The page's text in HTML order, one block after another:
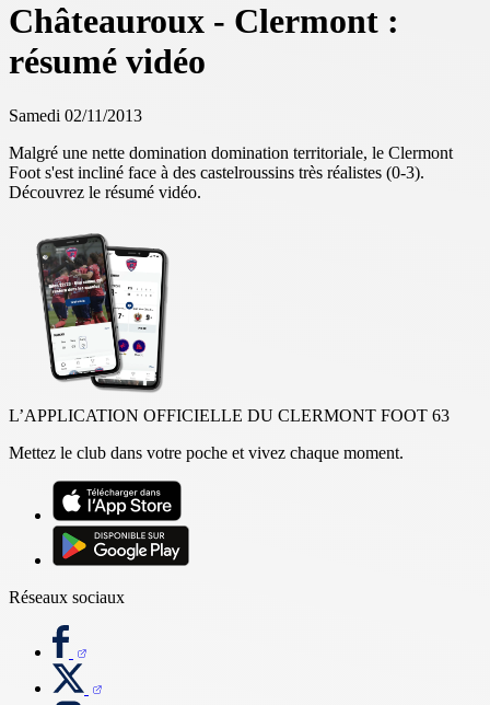
Châteauroux - Clermont :
résumé vidéo
Samedi 02/11/2013
Malgré une nette domination domination territoriale, le Clermont
Foot s'est incliné face à des castelroussins très réalistes (0-3).
Découvrez le résumé vidéo.
L’APPLICATION OFFICIELLE DU CLERMONT FOOT 63
Mettez le club dans votre poche et vivez chaque moment.
Réseaux sociaux